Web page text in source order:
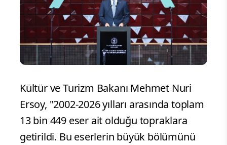
Kültür ve Turizm Bakanı Mehmet Nuri
Ersoy, "2002-2026 yılları arasında toplam
13 bin 449 eser ait olduğu topraklara
getirildi. Bu eserlerin büyük bölümünü